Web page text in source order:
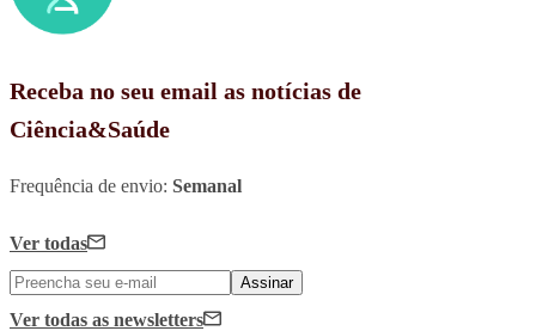
Receba no seu email as notícias de
Ciência&Saúde
Frequência de envio: Semanal
Ver todas
Assinar
Ver todas as newsletters